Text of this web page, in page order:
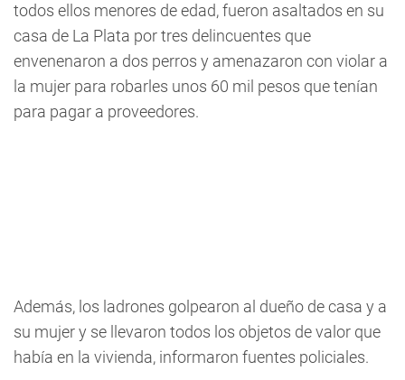
todos ellos menores de edad, fueron asaltados en su
casa de La Plata por tres delincuentes que
envenenaron a dos perros y amenazaron con violar a
la mujer para robarles unos 60 mil pesos que tenían
para pagar a proveedores.
Además, los ladrones golpearon al dueño de casa y a
su mujer y se llevaron todos los objetos de valor que
había en la vivienda, informaron fuentes policiales.